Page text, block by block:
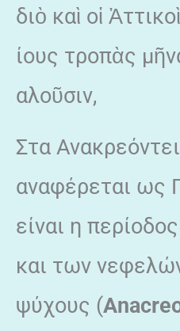
διὸ καὶ οἱ
ίους τροπὰς
αλοῦσιν,
Στα
αναφέρεται ως
είναι η
και των
ψύχους (